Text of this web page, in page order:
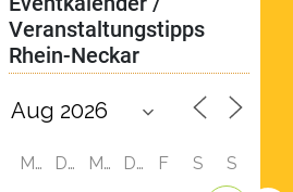
Veranstaltungstipps
Rhein-Neckar
M D M D F S
S